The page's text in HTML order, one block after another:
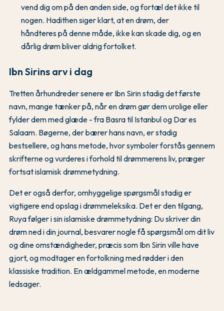
vend dig om på den anden side, og fortæl det ikke til
nogen. Hadithen siger klart, at en drøm, der
håndteres på denne måde, ikke kan skade dig, og en
dårlig drøm bliver aldrig fortolket.
Ibn Sirins arv i dag
Tretten århundreder senere er Ibn Sirin stadig det første
navn, mange tænker på, når en drøm gør dem urolige eller
fylder dem med glæde - fra Basra til Istanbul og Dar es
Salaam. Bøgerne, der bærer hans navn, er stadig
bestsellere, og hans metode, hvor symboler forstås gennem
skrifterne og vurderes i forhold til drømmerens liv, præger
fortsat islamisk drømmetydning.
Det er også derfor, omhyggelige spørgsmål stadig er
vigtigere end opslag i drømmeleksika. Det er den tilgang,
Ruya følger i sin islamiske drømmetydning: Du skriver din
drøm ned i din journal, besvarer nogle få spørgsmål om dit liv
og dine omstændigheder, præcis som Ibn Sirin ville have
gjort, og modtager en fortolkning med rødder i den
klassiske tradition. En ældgammel metode, en moderne
ledsager.